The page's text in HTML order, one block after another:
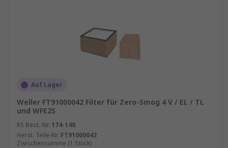
Auf Lager
Weller FT91000042 Filter für Zero-Smog 4 V / EL / TL
und WFE2S
RS Best.-Nr. 174-140
Herst. Teile-Nr. FT91000042
Zwischensumme (1 Stück)